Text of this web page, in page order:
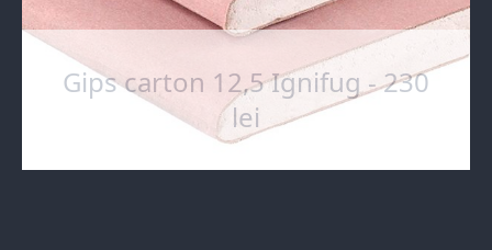
Gips carton 12,5 Ignifug - 230
lei